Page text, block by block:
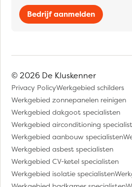
Bedrijf aanmelden
© 2026 De Kluskenner
Privacy PolicyWerkgebied schilders
Werkgebied zonnepanelen reinigen
Werkgebied dakgoot specialisten
Werkgebied airconditioning
Werkgebied aanbouw specialisten
Werkgebied asbest specialisten
Werkgebied CV-ketel specialisten
Werkgebied isolatie specialisten